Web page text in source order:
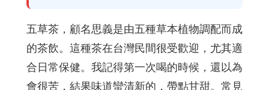
五草茶，顧名思義是由五種草本植物調配而成
的茶飲。這種茶在台灣民間很受歡迎，尤其適
合日常保健。我記得第一次喝的時候，還以為
會很苦，結果味道蠻清新的，帶點甘甜。常見